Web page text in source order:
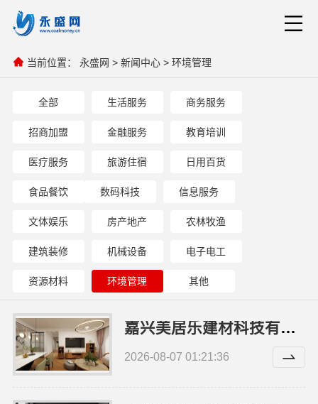
当前位置： 永盛网 > 新闻中心 > 环境管理
全部 生活服务 商务服务
招商加盟 金融服务 教育培训
医疗服务 旅游住宿 日用百货
食品餐饮 数码科技 信息服务
文体娱乐 房产地产 农林牧渔
建筑装修 机械设备 电子电工
资源材料 环境管理 其他
嘉兴美居乐建材科技有限公司嘉兴城区靠谱旧房改造
2026-08-07 01:21:36